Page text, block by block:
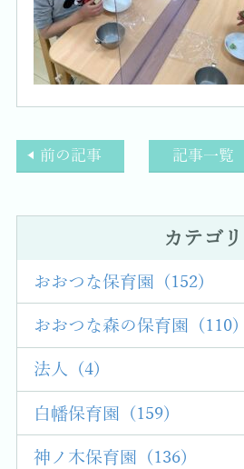
前の記事 記事一覧
カテゴリ
おおつな保育園 (152)
おおつな森の保育園 (110)
法人 (4)
白幡保育園 (159)
神ノ木保育園 (136)